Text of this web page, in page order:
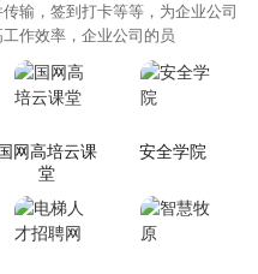
输，签到打卡等等，为企业公司
作效率，企业公司的员
国网高培云课
堂
安全学院